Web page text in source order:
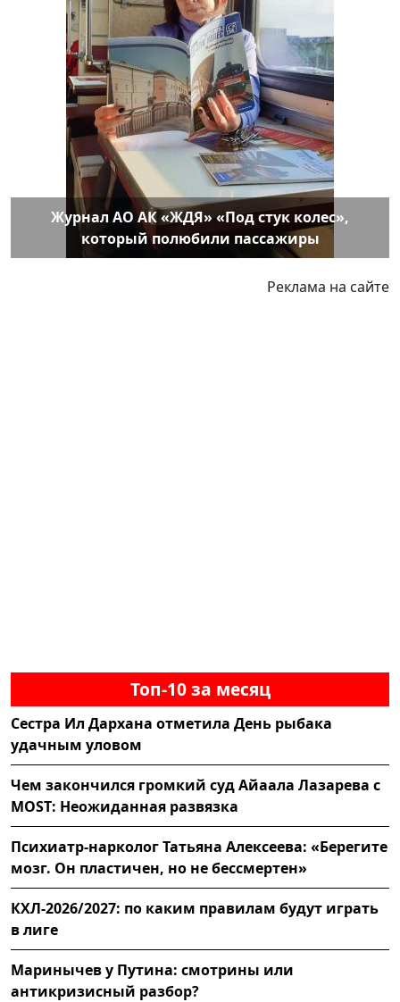
Журнал АО АК «ЖДЯ» «Под стук колес»,
который полюбили пассажиры
Реклама на сайте
Топ-10 за месяц
Сестра Ил Дархана отметила День рыбака
удачным уловом
Чем закончился громкий суд Айаала Лазарева с
MOST: Неожиданная развязка
Психиатр-нарколог Татьяна Алексеева: «Берегите
мозг. Он пластичен, но не бессмертен»
КХЛ-2026/2027: по каким правилам будут играть
в лиге
Маринычев у Путина: смотрины или
антикризисный разбор?